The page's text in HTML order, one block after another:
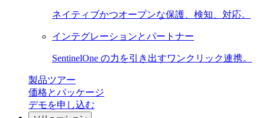
ネイティブかつオープンな保護、検知、対応。
インテグレーションとパートナー
SentinelOne の力を引き出すワンクリック連携。
製品ツアー
価格とパッケージ
デモを申し込む